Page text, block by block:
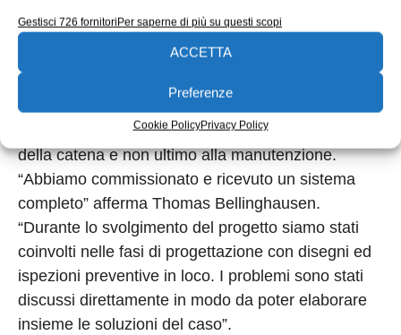
Gestisci 726 fornitoriPer saperne di più su questi scopi
ACCETTA
Preferenze
Cookie PolicyPrivacy Policy
della produzione nel nuovo anno. Alunorf si è
avvantaggiata del fatto che questo progetto è stato
gestito da un unico fornitore, dall’ideazione
passando per la progettazione del braccio di
trascinamento sino alla completa installazione
della catena e non ultimo alla manutenzione.
“Abbiamo commissionato e ricevuto un sistema
completo” afferma Thomas Bellinghausen.
“Durante lo svolgimento del progetto siamo stati
coinvolti nelle fasi di progettazione con disegni ed
ispezioni preventive in loco. I problemi sono stati
discussi direttamente in modo da poter elaborare
insieme le soluzioni del caso”.